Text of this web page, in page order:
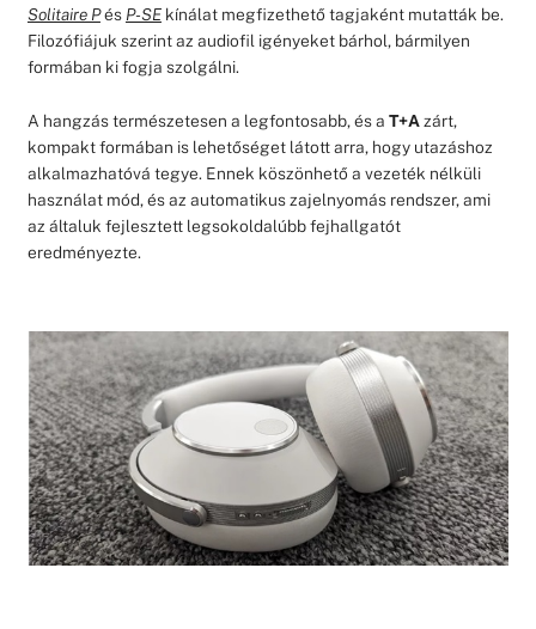
Solitaire Pés P-SEkínálat megfizethető tagjaként mutatták be.
Filozófiájuk szerint az audiofil igényeket bárhol, bármilyen
formában ki fogja szolgálni.
A hangzás természetesen a legfontosabb, és a T+Azárt,
kompakt formában is lehetőséget látott arra, hogy utazáshoz
alkalmazhatóvá tegye. Ennek köszönhető a vezeték nélküli
használat mód, és az automatikus zajelnyomás rendszer, ami
az általuk fejlesztett legsokoldalúbb fejhallgatót
eredményezte.